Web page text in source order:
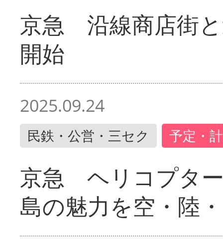
京急 沿線商店街
開始
2025.09.24
民鉄・公営・三セク 予定・
京急 ヘリコプタ
島の魅力を空・陸